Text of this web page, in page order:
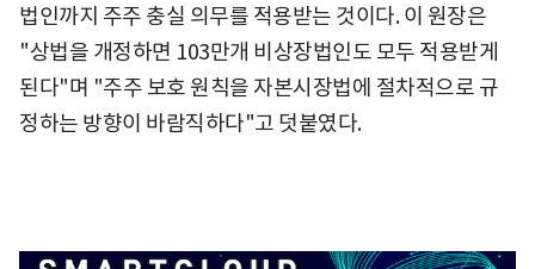
법인까지 주주 충실 의무를 적용받는 것이다. 이 원장은
"상법을 개정하면 103만개 비상장법인도 모두 적용받게
된다"며 "주주 보호 원칙을 자본시장법에 절차적으로 규
정하는 방향이 바람직하다"고 덧붙였다.